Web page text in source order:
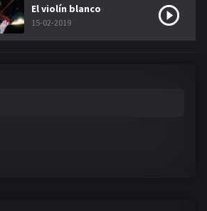
El violín blanco
15-02-2019